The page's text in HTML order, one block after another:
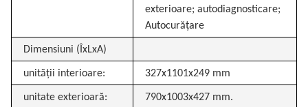
exterioare; autodiagnosticare;
Autocurățare
Dimensiuni (ÎxLxA)
unității interioare: 327x1101x249 mm
unitate exterioară: 790x1003x427 mm.